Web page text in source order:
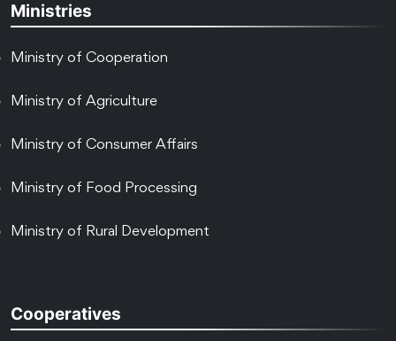
Ministries
Ministry of Cooperation
Ministry of Agriculture
Ministry of Consumer Affairs
Ministry of Food Processing
Ministry of Rural Development
Cooperatives